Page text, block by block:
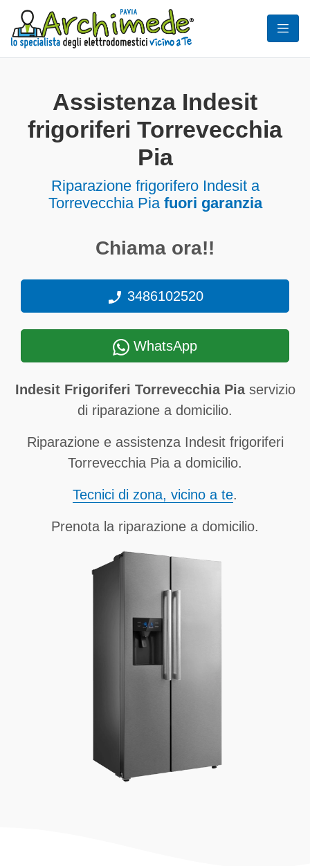
Assistenza Indesit
frigoriferi Torrevecchia
Pia
Riparazione frigorifero Indesit a
Torrevecchia Pia fuori garanzia
Chiama ora!!
3486102520
WhatsApp
Indesit Frigoriferi Torrevecchia Piaservizio
di riparazione a domicilio.
Riparazione e assistenza Indesit frigoriferi
Torrevecchia Pia a domicilio.
Tecnici di zona, vicino a te.
Prenota la riparazione a domicilio.